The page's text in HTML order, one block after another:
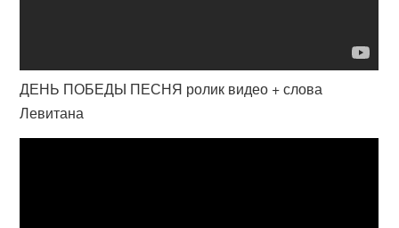
ДЕНЬ ПОБЕДЫ ПЕСНЯ ролик видео + слова
Левитана